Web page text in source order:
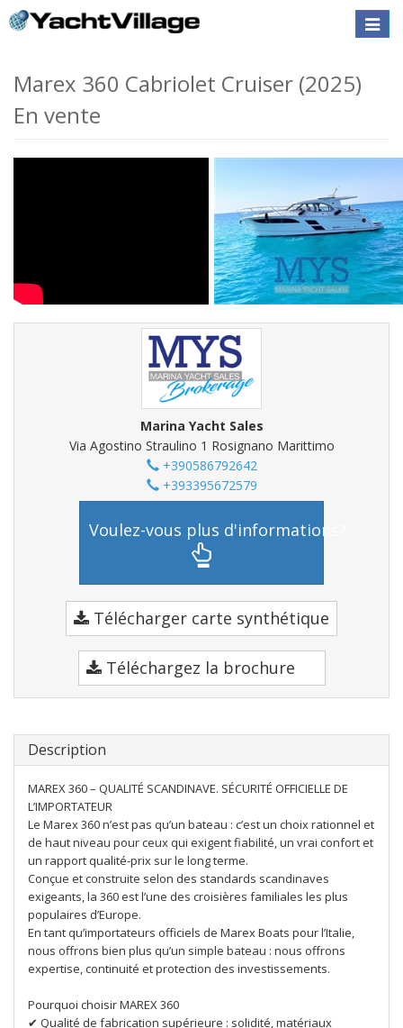
Toggle
Marex 360 Cabriolet Cruiser (2025)
En vente
Marina Yacht Sales
Via Agostino Straulino 1 Rosignano Marittimo
+390586792642
+393395672579
Voulez-vous plus d'informations?
Télécharger carte synthétique
Téléchargez la brochure
Description
MAREX 360 – QUALITÉ SCANDINAVE. SÉCURITÉ OFFICIELLE DE
L’IMPORTATEUR
Le Marex 360 n’est pas qu’un bateau : c’est un choix rationnel et
de haut niveau pour ceux qui exigent fiabilité, un vrai confort et
un rapport qualité-prix sur le long terme.
Conçue et construite selon des standards scandinaves
exigeants, la 360 est l’une des croisières familiales les plus
populaires d’Europe.
En tant qu’importateurs officiels de Marex Boats pour l’Italie,
nous offrons bien plus qu’un simple bateau : nous offrons
expertise, continuité et protection des investissements.
Pourquoi choisir MAREX 360
✔ Qualité de fabrication supérieure : solidité, matériaux